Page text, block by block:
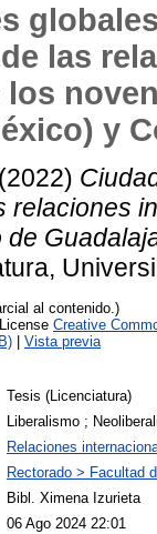
las
los
y
(2022)
relaciones
de
al contenido.)
Creative
Vista previa
Tesis (Licenciatura)
Liberalismo ;
Relaciones
Rectorado > Facultad
Bibl. Ximena Izurieta
06 Ago 2024 22:01